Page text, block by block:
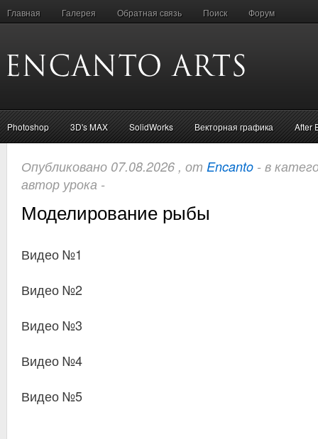
Главная Галерея Обратная связь Поиск Форум
Photoshop 3D's MAX SolidWorks Векторная графика After
Опубликовано 07.08.2026 , от Encanto - в
автор урока -
Моделирование рыбы
Видео №1
Видео №2
Видео №3
Видео №4
Видео №5